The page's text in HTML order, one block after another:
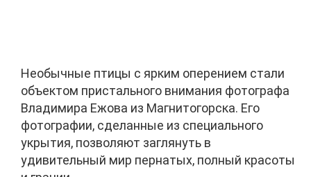
Необычные птицы с ярким оперением стали
объектом пристального внимания фотографа
Владимира Ежова из Магнитогорска. Его
фотографии, сделанные из специального
укрытия, позволяют заглянуть в
удивительный мир пернатых, полный красоты